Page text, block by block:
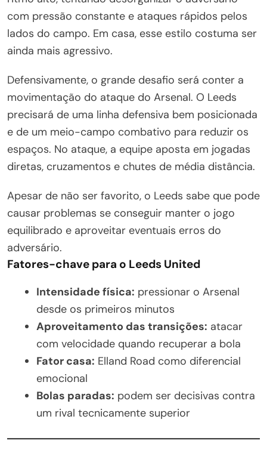
com pressão constante e ataques rápidos pelos
lados do campo. Em casa, esse estilo costuma ser
ainda mais agressivo.
Defensivamente, o grande desafio será conter a
movimentação do ataque do Arsenal. O Leeds
precisará de uma linha defensiva bem posicionada
e de um meio-campo combativo para reduzir os
espaços. No ataque, a equipe aposta em jogadas
diretas, cruzamentos e chutes de média distância.
Apesar de não ser favorito, o Leeds sabe que pode
causar problemas se conseguir manter o jogo
equilibrado e aproveitar eventuais erros do
adversário.
Fatores-chave para o Leeds United
Intensidade física: pressionar o Arsenal
desde os primeiros minutos
Aproveitamento das transições: atacar
com velocidade quando recuperar a bola
Fator casa: Elland Road como diferencial
emocional
Bolas paradas: podem ser decisivas contra
um rival tecnicamente superior